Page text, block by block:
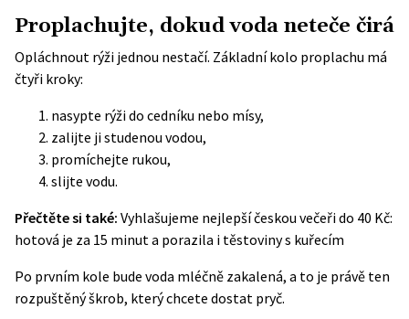
Proplachujte, dokud voda neteče čirá
Opláchnout rýži jednou nestačí. Základní kolo proplachu má
čtyři kroky:
nasypte rýži do cedníku nebo mísy,
zalijte ji studenou vodou,
promíchejte rukou,
slijte vodu.
Přečtěte si také: Vyhlašujeme nejlepší českou večeři do 40 Kč:
hotová je za 15 minut a porazila i těstoviny s kuřecím
Po prvním kole bude voda mléčně zakalená, a to je právě ten
rozpuštěný škrob, který chcete dostat pryč.